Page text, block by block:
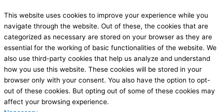
This website uses cookies to improve your experience while you
navigate through the website. Out of these, the cookies that are
categorized as necessary are stored on your browser as they are
essential for the working of basic functionalities of the website. We
also use third-party cookies that help us analyze and understand
how you use this website. These cookies will be stored in your
browser only with your consent. You also have the option to opt-
out of these cookies. But opting out of some of these cookies may
affect your browsing experience.